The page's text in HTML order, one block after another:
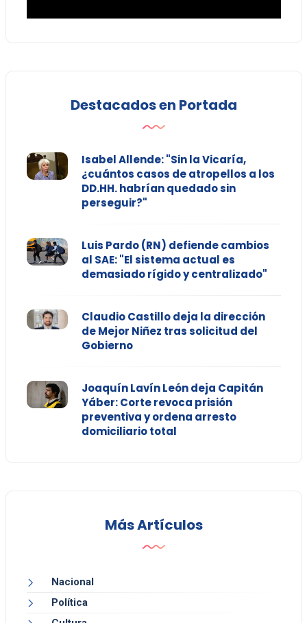
Destacados en Portada
Isabel Allende: "Sin la Vicaría,
¿cuántos casos de atropellos a los
DD.HH. habrían quedado sin
perseguir?"
Luis Pardo (RN) defiende cambios
al SAE: "El sistema actual es
demasiado rígido y centralizado"
Claudio Castillo deja la dirección
de Mejor Niñez tras solicitud del
Gobierno
Joaquín Lavín León deja Capitán
Yáber: Corte revoca prisión
preventiva y ordena arresto
domiciliario total
Más Artículos
Nacional
Política